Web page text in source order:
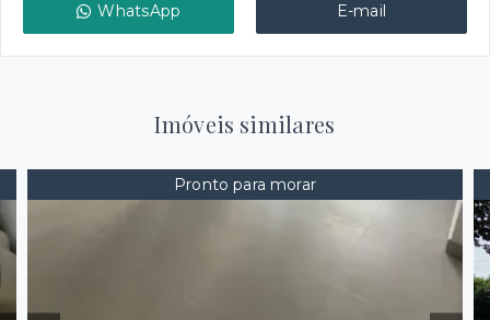
WhatsApp E-mail
Imóveis similares
Pronto para morar